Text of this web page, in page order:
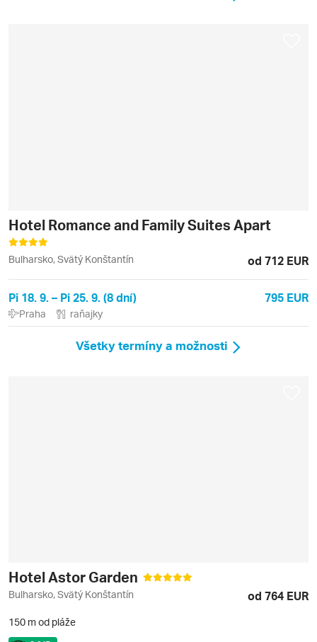
Hotel Romance and Family Suites Apart
Bulharsko, Svätý Konštantín od 712 EUR
Pi 18. 9. – Pi 25. 9. (8 dní) 795 EUR
Praha raňajky
Všetky termíny a možnosti
Hotel Astor Garden
Bulharsko, Svätý Konštantín od 764 EUR
150 m od pláže